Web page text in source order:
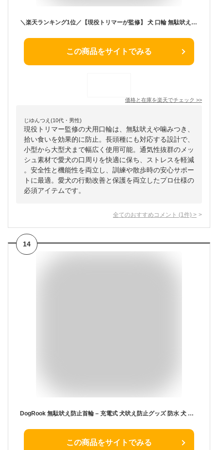
＼楽天ランキング1位／【現役トリマーが監修】 犬 口輪 無駄吠え防止グッズ 犬 マズル 口輪 犬用口和 長頭種犬 口輪 長頭種 犬の口輪 無駄吠え 噛みつき 拾い食い防止 小型犬 大型犬 中型犬 マスク メッシュ 犬用訓練用品 快適 通気性 犬の口 保護
この商品をサイトでみる
価格と在庫を楽天でチェック >>
じゆんつえ(10代・男性)
現役トリマー監修の犬用口輪は、無駄吠えや噛みつき、
拾い食いを効果的に防止。長頭種にも対応する設計で、
小型から大型犬まで幅広く使用可能。通気性抜群のメッ
シュ素材で愛犬の口周りを快適に保ち、ストレスを軽減
。安全性と機能性を両立し、訓練や散歩時の安心サポー
トに最適。愛犬の行動改善と保護を両立したプロ仕様の
必須アイテムです。
全てのおすすめコメント (1 件) >
14
DogRook 無駄吠え防止首輪 – 充電式 犬吠え防止グッズ 防水 犬 振動 首輪 小・中・大型犬用 5段階調節 むだぼえ防止グッズ 犬 しつけ 犬 吠え防止
この商品をサイトでみる